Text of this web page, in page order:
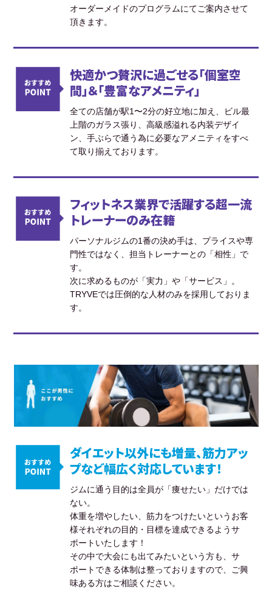
オーダーメイドのプログラムにてご案内させて
頂きます。
快適かつ贅沢に過ごせる「個室空
間」＆「豊富なアメニティ」
全ての店舗が駅1〜2分の好立地に加え、ビル最
上階のガラス張り、高級感溢れる内装デザイ
ン、手ぶらで通う為に必要なアメニティをすべ
て取り揃えております。
フィットネス業界で活躍する超一流
トレーナーのみ在籍
パーソナルジムの1番の決め手は、プライスや専
門性ではなく、担当トレーナーとの「相性」で
す。
次に求めるものが「実力」や「サービス」。
TRYVEでは圧倒的な人材のみを採用しておりま
す。
ダイエット以外にも増量、筋力アッ
プなど幅広く対応しています！
ジムに通う目的は全員が「痩せたい」だけでは
ない。
体重を増やしたい、筋力をつけたいというお客
様それぞれの目的・目標を達成できるようサ
ポートいたします！
その中で大会にも出てみたいという方も、サ
ポートできる体制は整っておりますので、ご興
味ある方はご相談ください。